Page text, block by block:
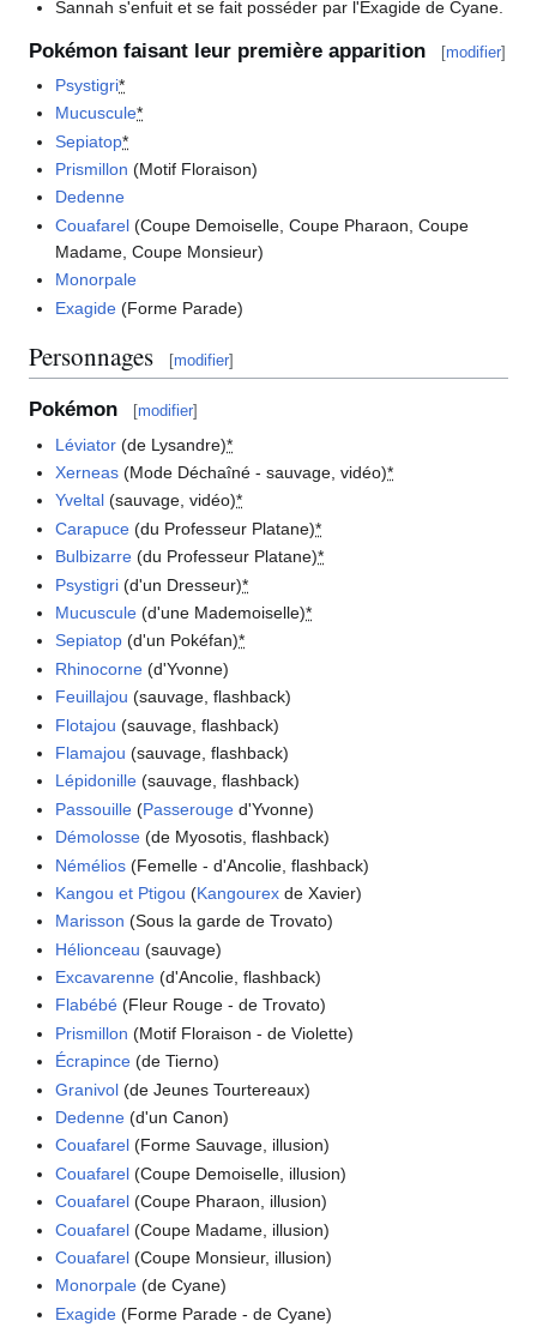
Sannah s'enfuit et se fait posséder par l'Exagide de Cyane.
Pokémon faisant leur première apparition [modifier]
Psystigri*
Mucuscule*
Sepiatop*
Prismillon (Motif Floraison)
Dedenne
Couafarel (Coupe Demoiselle, Coupe Pharaon, Coupe
Madame, Coupe Monsieur)
Monorpale
Exagide (Forme Parade)
Personnages [modifier]
Pokémon [modifier]
Léviator (de Lysandre)*
Xerneas (Mode Déchaîné - sauvage, vidéo)*
Yveltal (sauvage, vidéo)*
Carapuce (du Professeur Platane)*
Bulbizarre (du Professeur Platane)*
Psystigri (d'un Dresseur)*
Mucuscule (d'une Mademoiselle)*
Sepiatop (d'un Pokéfan)*
Rhinocorne (d'Yvonne)
Feuillajou (sauvage, flashback)
Flotajou (sauvage, flashback)
Flamajou (sauvage, flashback)
Lépidonille (sauvage, flashback)
Passouille (Passerouge d'Yvonne)
Démolosse (de Myosotis, flashback)
Némélios (Femelle - d'Ancolie, flashback)
Kangou et Ptigou (Kangourex de Xavier)
Marisson (Sous la garde de Trovato)
Hélionceau (sauvage)
Excavarenne (d'Ancolie, flashback)
Flabébé (Fleur Rouge - de Trovato)
Prismillon (Motif Floraison - de Violette)
Écrapince (de Tierno)
Granivol (de Jeunes Tourtereaux)
Dedenne (d'un Canon)
Couafarel (Forme Sauvage, illusion)
Couafarel (Coupe Demoiselle, illusion)
Couafarel (Coupe Pharaon, illusion)
Couafarel (Coupe Madame, illusion)
Couafarel (Coupe Monsieur, illusion)
Monorpale (de Cyane)
Exagide (Forme Parade - de Cyane)